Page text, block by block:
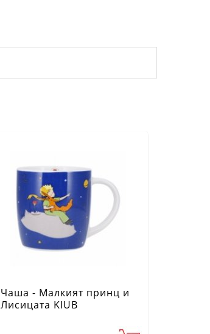
Чаша - Малкият принц и
Лисицата KIUB